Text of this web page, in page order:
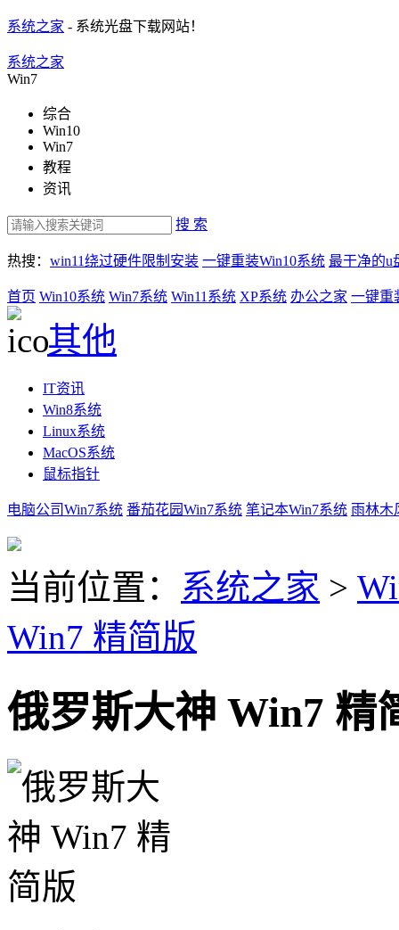
系统之家 - 系统光盘下载网站！
系统之家
Win7
综合
Win10
Win7
教程
资讯
搜 索
热搜： win11绕过硬件限制安装 一键重装Win10系统 最干净的u
首页 Win10系统 Win7系统 Win11系统 XP系统 办公之家 一键重
其他
IT资讯
Win8系统
Linux系统
MacOS系统
鼠标指针
电脑公司Win7系统 番茄花园Win7系统 笔记本Win7系统 雨林木
当前位置： 系统之家 >
Win7 精简版
俄罗斯大神 Win7 精